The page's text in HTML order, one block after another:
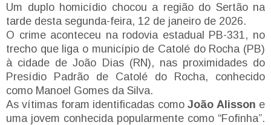
Um duplo homicídio chocou a região do Sertão na
tarde desta segunda-feira, 12 de janeiro de 2026.
O crime aconteceu na rodovia estadual PB-331, no
trecho que liga o município de Catolé do Rocha (PB)
à cidade de João Dias (RN), nas proximidades do
Presídio Padrão de Catolé do Rocha, conhecido
como Manoel Gomes da Silva.
As vítimas foram identificadas comoJoão Alisson e
uma jovem conhecida popularmente como “Fofinha”.